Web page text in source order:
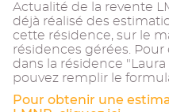
Actualité de la revente
déjà réalisé des
cette résidence, sur le
résidences gérées.
dans la résidence "Laura
pouvez remplir le
Pour obtenir une